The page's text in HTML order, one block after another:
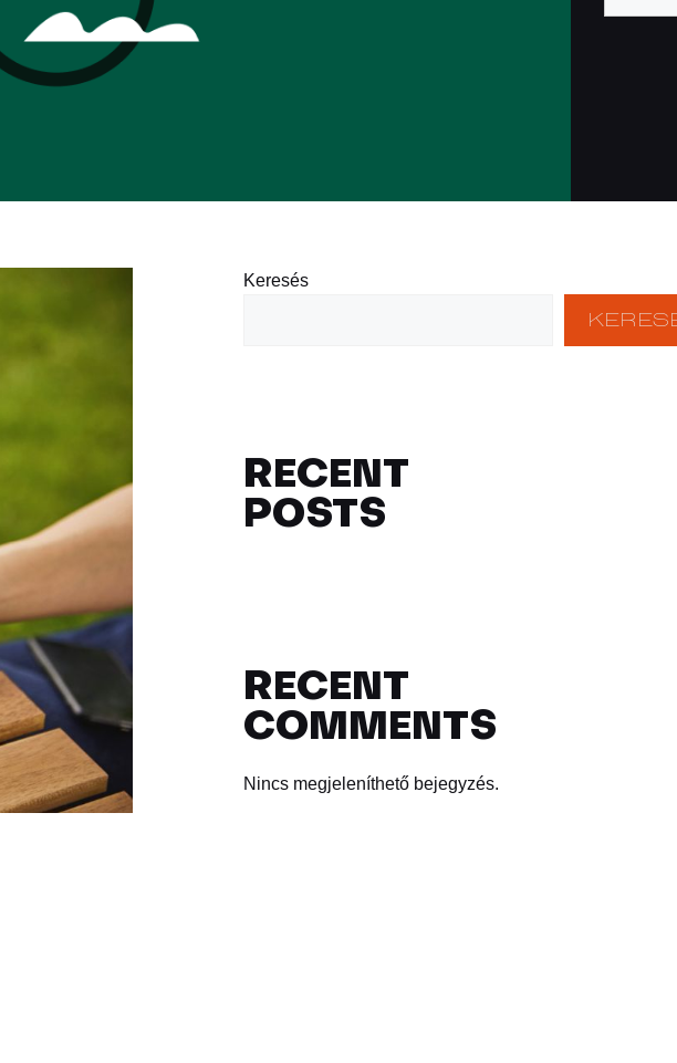
Keresés
RECENT
POSTS
RECENT
COMMENTS
Nincs megjeleníthető bejegyzés.